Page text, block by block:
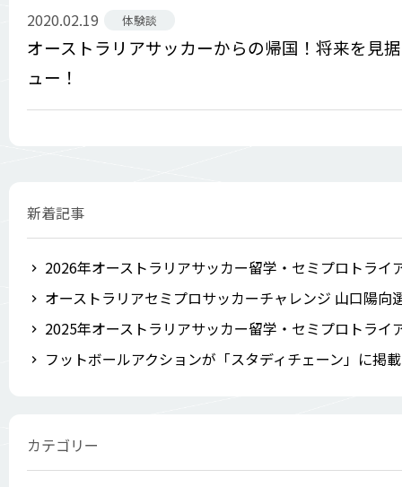
2020.02.19 体験談
オーストラリアサッカーからの帰国！将来を見
ュー！
新着記事
2026年オーストラリアサッカー留学・セミプロトライ
オーストラリアセミプロサッカーチャレンジ 山口陽向
2025年オーストラリアサッカー留学・セミプロトライ
フットボールアクションが「スタディチェーン」に掲
カテゴリー